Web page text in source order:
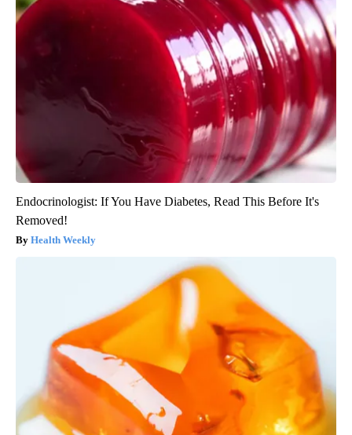
Endocrinologist: If You Have Diabetes, Read This Before It's
Removed!
Health Weekly